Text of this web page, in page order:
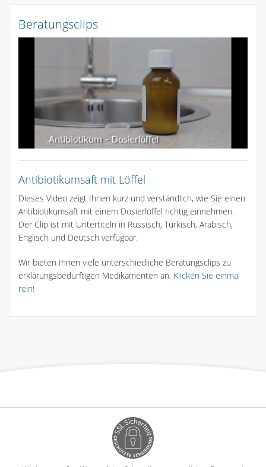
Beratungsclips
Antibiotikumsaft mit Löffel
Dieses Video zeigt Ihnen kurz und verständlich, wie Sie einen
Antibiotikumsaft mit einem Dosierlöffel richtig einnehmen.
Der Clip ist mit Untertiteln in Russisch, Türkisch, Arabisch,
Englisch und Deutsch verfügbar.
Wir bieten Ihnen viele unterschiedliche Beratungsclips zu
erklärungsbedürftigen Medikamenten an. Klicken Sie einmal
rein!